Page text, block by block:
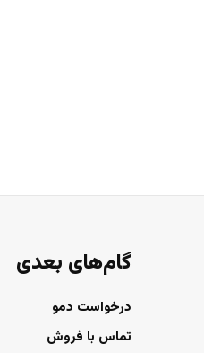
گام‌های بعدی
درخواست دمو
تماس با فروش